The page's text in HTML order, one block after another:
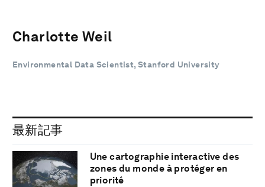
Charlotte Weil
Environmental Data Scientist, Stanford University
最新記事
Une cartographie interactive des
zones du monde à protéger en
priorité